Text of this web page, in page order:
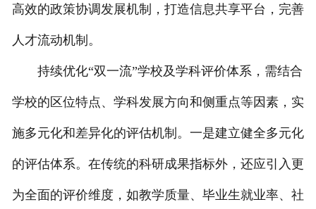
高效的政策协调发展机制，打造信息共享平台，完善
人才流动机制。
持续优化“双一流”学校及学科评价体系，需结合
学校的区位特点、学科发展方向和侧重点等因素，实
施多元化和差异化的评估机制。一是建立健全多元化
的评估体系。在传统的科研成果指标外，还应引入更
为全面的评价维度，如教学质量、毕业生就业率、社